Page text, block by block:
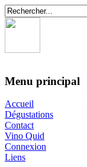
Menu principal
Accueil
Dégustations
Contact
Vino Quid
Connexion
Liens